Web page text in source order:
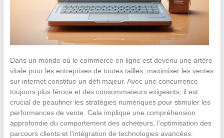
Dans un monde où le commerce en ligne est devenu une artère
vitale pour les entreprises de toutes tailles, maximiser les ventes
sur internet constitue un défi majeur. Avec une concurrence
toujours plus féroce et des consommateurs exigeants, il est
crucial de peaufiner les stratégies numériques pour stimuler les
performances de vente. Cela implique une compréhension
approfondie du comportement des acheteurs, l’optimisation des
parcours clients et l’intégration de technologies avancées.